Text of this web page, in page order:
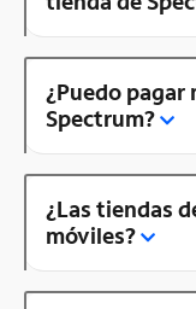
¿Puedo
Spectrum?
¿Las tiendas
móviles?